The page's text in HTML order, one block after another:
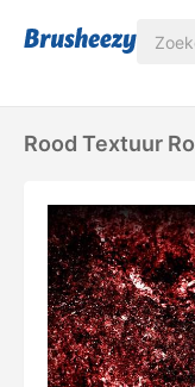
Rood Textuur